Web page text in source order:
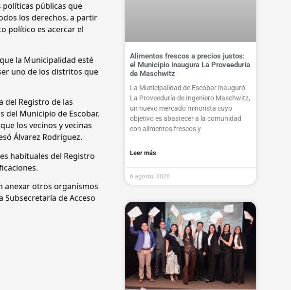
públicas que
los derechos, a partir
político es acercar el
la Municipalidad esté
uno de los distritos que
del Registro de las
del Municipio de Escobar.
los vecinos y vecinas
Álvarez Rodríguez.
habituales del Registro
anexar otros organismos
de Acceso
Alimentos frescos a precios justos:
el Municipio inaugura La Proveeduría
de Maschwitz
La Municipalidad de Escobar inauguró
La Proveeduría de Ingeniero Maschwitz,
un nuevo mercado minorista cuyo
objetivo es abastecer a la comunidad
con alimentos frescos y
Leer más
6 agosto, 2026